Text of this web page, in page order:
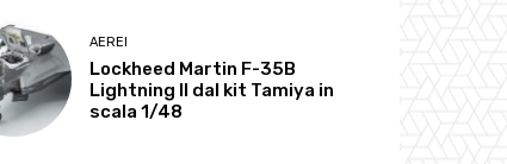
AEREI
Lockheed Martin F-35B
Lightning II dal kit Tamiya in
scala 1/48